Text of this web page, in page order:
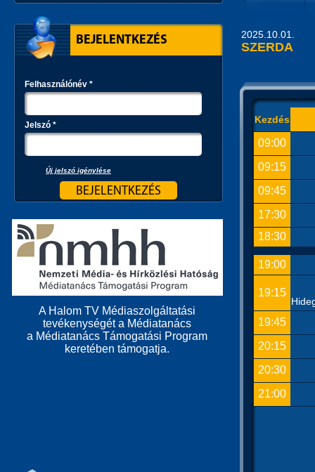
2025.10.01.
SZERDA
Kezdés
09:00
09:15
09:45
17:30
18:30
19:00
19:15
19:45
20:15
20:30
21:00
BEJELENTKEZÉS
Felhasználónév *
Jelszó *
Új jelszó igénylése
A Halom TV Médiaszolgáltatási
tevékenységét a Médiatanács
a Médiatanács Támogatási Program
keretében támogatja.